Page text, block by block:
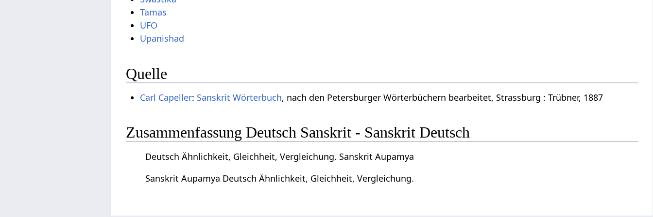
Tamas
UFO
Upanishad
Quelle
Carl Capeller: Sanskrit Wörterbuch, nach den Petersburger Wörterbüchern bearbeitet, Strassburg : Trübner, 1887
Zusammenfassung Deutsch Sanskrit - Sanskrit Deutsch
Deutsch Ähnlichkeit, Gleichheit, Vergleichung. Sanskrit Aupamya
Sanskrit Aupamya Deutsch Ähnlichkeit, Gleichheit, Vergleichung.